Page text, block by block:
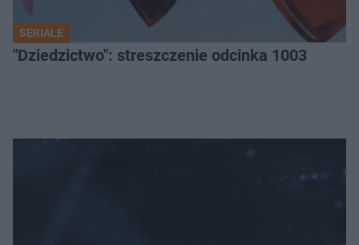
SERIALE
"Dziedzictwo": streszczenie odcinka 1003